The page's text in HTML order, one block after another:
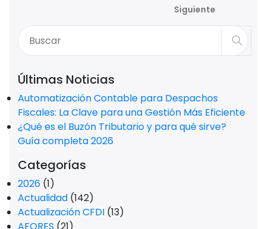
Siguiente
Últimas Noticias
Automatización Contable para Despachos
Fiscales: La Clave para una Gestión Más Eficiente
¿Qué es el Buzón Tributario y para qué sirve?
Guía completa 2026
Categorías
2026 (1)
Actualidad (142)
Actualización CFDI (13)